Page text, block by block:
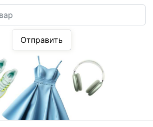
Отправить